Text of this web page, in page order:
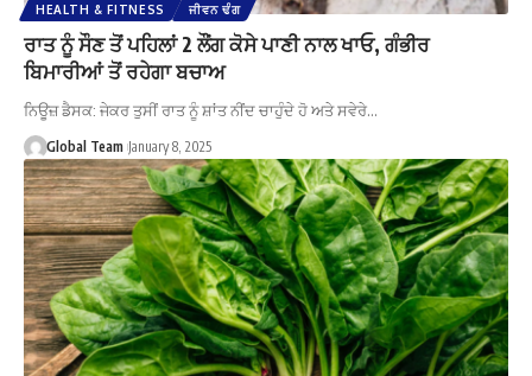
HEALTH & FITNESS ਜੀਵਨ ਢੰਗ
ਰਾਤ ਨੂੰ ਸੌਣ ਤੋਂ ਪਹਿਲਾਂ 2 ਲੌਂਗ ਕੋਸੇ ਪਾਣੀ ਨਾਲ ਖਾਓ, ਗੰਭੀਰ
ਬਿਮਾਰੀਆਂ ਤੋਂ ਰਹੇਗਾ ਬਚਾਅ
ਨਿਊਜ਼ ਡੈਸਕ: ਜੇਕਰ ਤੁਸੀਂ ਰਾਤ ਨੂੰ ਸ਼ਾਂਤ ਨੀਂਦ ਚਾਹੁੰਦੇ ਹੋ ਅਤੇ ਸਵੇਰੇ…
Global Team January 8, 2025